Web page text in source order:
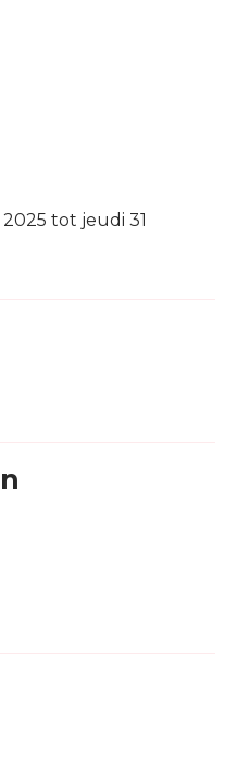
tot jeudi 31